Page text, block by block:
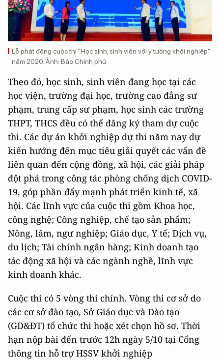
Lễ phát động cuộc thi "Học sinh, sinh viên với ý tưởng khởi nghiệp"
năm 2020. Ảnh: Báo Chính phủ.
Theo đó, học sinh, sinh viên đang học tại các
học viện, trường đại học, trường cao đẳng sư
phạm, trung cấp sư phạm, học sinh các trường
THPT, THCS đều có thể đăng ký tham dự cuộc
thi. Các dự án khởi nghiệp dự thi năm nay dự
kiến hướng đến mục tiêu giải quyết các vấn đề
liên quan đến cộng đồng, xã hội, các giải pháp
đột phá trong công tác phòng chống dịch COVID-
19, góp phần đẩy mạnh phát triển kinh tế, xã
hội. Các lĩnh vực của cuộc thi gồm Khoa học,
công nghệ; Công nghiệp, chế tạo sản phẩm;
Nông, lâm, ngư nghiệp; Giáo dục, Y tế; Dịch vụ,
du lịch; Tài chính ngân hàng; Kinh doanh tạo
tác động xã hội và các ngành nghề, lĩnh vực
kinh doanh khác.
Cuộc thi có 5 vòng thi chính. Vòng thi cơ sở do
các cơ sở đào tạo, Sở Giáo dục và Đào tạo
(GD&ĐT) tổ chức thi hoặc xét chọn hồ sơ. Thời
hạn nộp bài đến trước 12h ngày 5/10 tại Cổng
thông tin hỗ trợ HSSV khởi nghiệp